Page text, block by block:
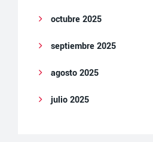
octubre 2025
septiembre 2025
agosto 2025
julio 2025